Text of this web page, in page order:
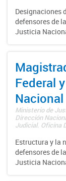
Designaciones
defensores de
Justicia
Federal
Nacional
Ministerio de
Dirección
Judicial. Oficina
Estructura y la
defensores de
Justicia